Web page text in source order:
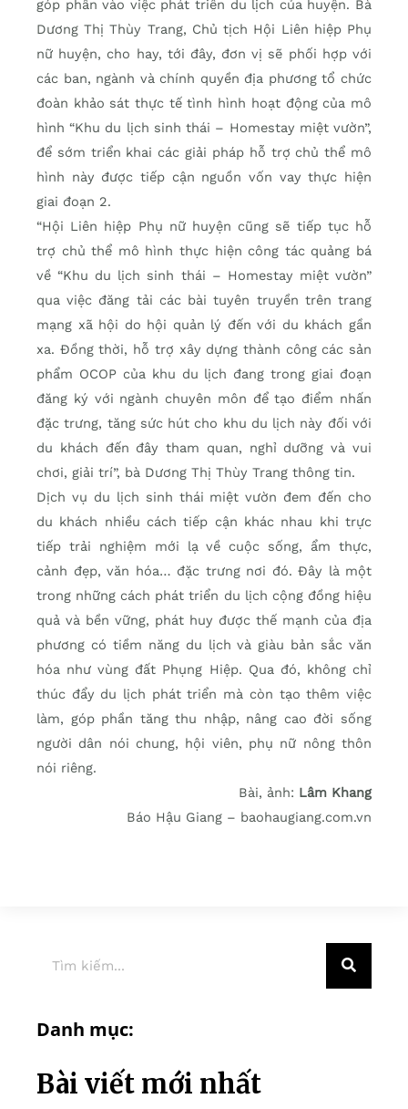
góp phần vào việc phát triển du lịch của huyện. Bà
Dương Thị Thùy Trang, Chủ tịch Hội Liên hiệp Phụ
nữ huyện, cho hay, tới đây, đơn vị sẽ phối hợp với
các ban, ngành và chính quyền địa phương tổ chức
đoàn khảo sát thực tế tình hình hoạt động của mô
hình “Khu du lịch sinh thái – Homestay miệt vườn”,
để sớm triển khai các giải pháp hỗ trợ chủ thể mô
hình này được tiếp cận nguồn vốn vay thực hiện
giai đoạn 2.
“Hội Liên hiệp Phụ nữ huyện cũng sẽ tiếp tục hỗ
trợ chủ thể mô hình thực hiện công tác quảng bá
về “Khu du lịch sinh thái – Homestay miệt vườn”
qua việc đăng tải các bài tuyên truyền trên trang
mạng xã hội do hội quản lý đến với du khách gần
xa. Đồng thời, hỗ trợ xây dựng thành công các sản
phẩm OCOP của khu du lịch đang trong giai đoạn
đăng ký với ngành chuyên môn để tạo điểm nhấn
đặc trưng, tăng sức hút cho khu du lịch này đối với
du khách đến đây tham quan, nghỉ dưỡng và vui
chơi, giải trí”, bà Dương Thị Thùy Trang thông tin.
Dịch vụ du lịch sinh thái miệt vườn đem đến cho
du khách nhiều cách tiếp cận khác nhau khi trực
tiếp trải nghiệm mới lạ về cuộc sống, ẩm thực,
cảnh đẹp, văn hóa… đặc trưng nơi đó. Đây là một
trong những cách phát triển du lịch cộng đồng hiệu
quả và bền vững, phát huy được thế mạnh của địa
phương có tiềm năng du lịch và giàu bản sắc văn
hóa như vùng đất Phụng Hiệp. Qua đó, không chỉ
thúc đẩy du lịch phát triển mà còn tạo thêm việc
làm, góp phần tăng thu nhập, nâng cao đời sống
người dân nói chung, hội viên, phụ nữ nông thôn
nói riêng.
Bài, ảnh: Lâm Khang
Báo Hậu Giang – baohaugiang.com.vn
Danh mục:
Bài viết mới nhất